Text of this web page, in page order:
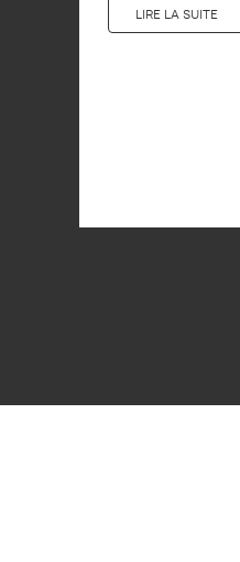
LIRE LA SUITE